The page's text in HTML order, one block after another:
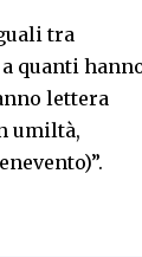
tra
quanti
lettera
umiltà,